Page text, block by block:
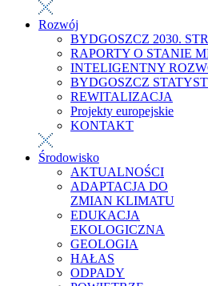
Rozwój
BYDGOSZCZ 2030.
RAPORTY O STANIE
INTELIGENTNY
BYDGOSZCZ
REWITALIZACJA
Projekty europejskie
KONTAKT
Środowisko
AKTUALNOŚCI
ADAPTACJA DO
ZMIAN KLIMATU
EDUKACJA
EKOLOGICZNA
GEOLOGIA
HAŁAS
ODPADY